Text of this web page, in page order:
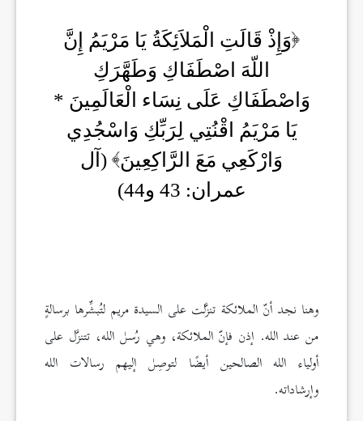
وَإِذْ قَالَتِ الْمَلاَئِكَةُ يَا مَرْيَمُ إِنَّ
اللّهَ اصْطَفَاكِ وَطَهَّرَكِ
وَاصْطَفَاكِ عَلَى نِسَاء الْعَالَمِينَ *
يَا مَرْيَمُ اقْنُتِي لِرَبِّكِ وَاسْجُدِي
وَارْكَعِي مَعَ الرَّاكِعِينَ
(آل
عمران: 43 و44)
وهنا نجد أنّ الملائكة تنزَّلت على السيدة مريم لتُبشِّرها برسالةٍ
من عند الله. إذن فإنّ الملائكة، وهي رُسل الله، تتنزَّل على
أولياء الله الصالحين أيضًا لتوصِل إليهم رسالات الله
وإرشاداته.